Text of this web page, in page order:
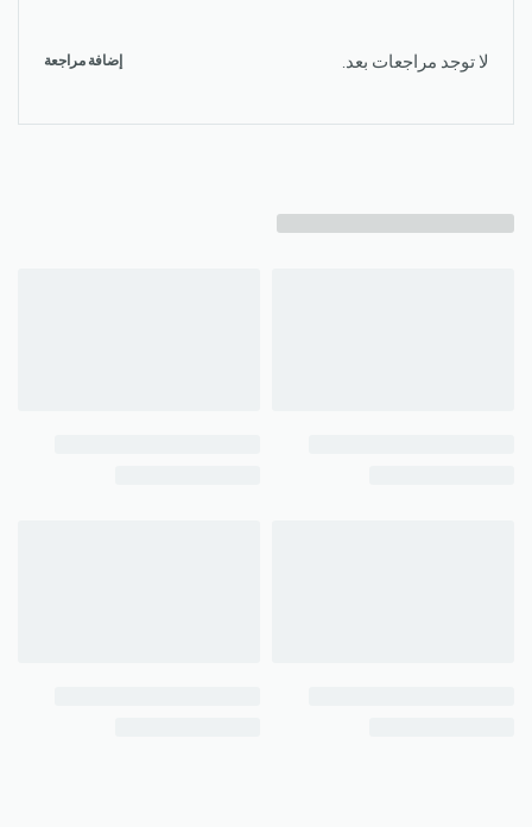
لا توجد مراجعات بعد. إضافة مراجعة